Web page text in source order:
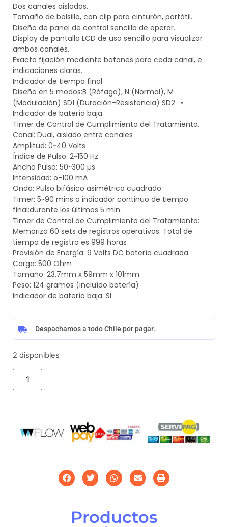
Dos canales aislados.
Tamaño de bolsillo, con clip para cinturón, portátil.
Diseño de panel de control sencillo de operar.
Display de pantalla LCD de uso sencillo para visualizar
ambos canales.
Exacta fijación mediante botones para cada canal, e
indicaciones claras.
Indicador de tiempo final
Diseño en 5 modos:B (Ráfaga), N (Normal), M
(Modulación) SD1 (Duración-Resistencia) SD2 . •
Indicador de batería baja.
Timer de Control de Cumplimiento del Tratamiento.
Canal: Dual, aislado entre canales
Amplitud: 0~40 Volts
Índice de Pulso: 2~150 Hz
Ancho Pulso: 50~300 µs
Intensidad: o-100 mA
Onda: Pulso bifásico asimétrico cuadrado.
Timer: 5~90 mins o indicador continuo de tiempo
final:durante los últimos 5 min.
Timer de Control de Cumplimiento del Tratamiento:
Memoriza 60 sets de registros operativos. Total de
tiempo de registro es 999 horas
Provisión de Energía: 9 Volts DC batería cuadrada
Carga: 500 Ohm
Tamaño: 23.7mm x 59mm x 101mm
Peso: 124 gramos (incluído batería)
Indicador de batería baja: SI
Despachamos a todo Chile por pagar.
2 disponibles
Productos